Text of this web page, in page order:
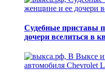
Судебные приставы
дочери вселиться в